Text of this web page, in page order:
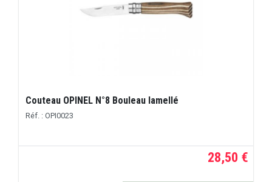
Couteau OPINEL N°8 Bouleau lamellé
Réf. : OPI0023
28,50 €